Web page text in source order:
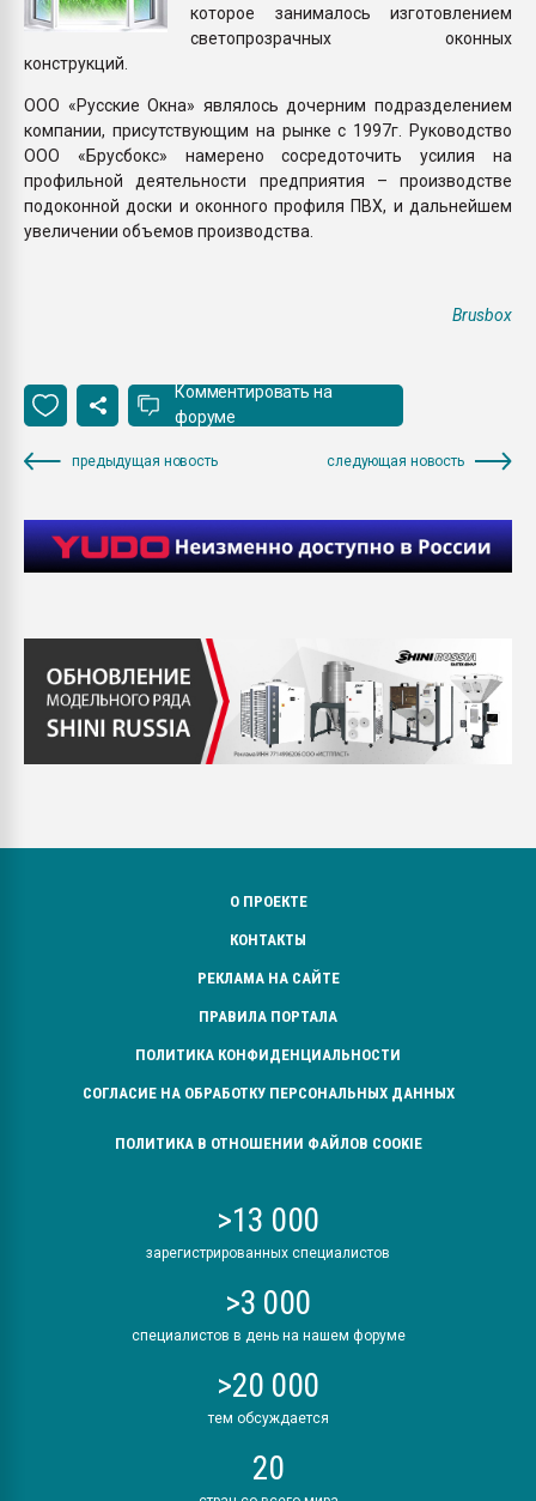
которое занималось изготовлением
светопрозрачных оконных
конструкций.
ООО «Русские Окна» являлось дочерним подразделением
компании, присутствующим на рынке с 1997г. Руководство
ООО «Брусбокс» намерено сосредоточить усилия на
профильной деятельности предприятия – производстве
подоконной доски и оконного профиля ПВХ, и дальнейшем
увеличении объемов производства.
Brusbox
Комментировать на
форуме
предыдущая новость следующая новость
О ПРОЕКТЕ
КОНТАКТЫ
РЕКЛАМА НА САЙТЕ
ПРАВИЛА ПОРТАЛА
ПОЛИТИКА КОНФИДЕНЦИАЛЬНОСТИ
СОГЛАСИЕ НА ОБРАБОТКУ ПЕРСОНАЛЬНЫХ ДАННЫХ
ПОЛИТИКА В ОТНОШЕНИИ ФАЙЛОВ COOKIE
>13 000
зарегистрированных специалистов
>3 000
специалистов в день на нашем форуме
>20 000
тем обсуждается
20